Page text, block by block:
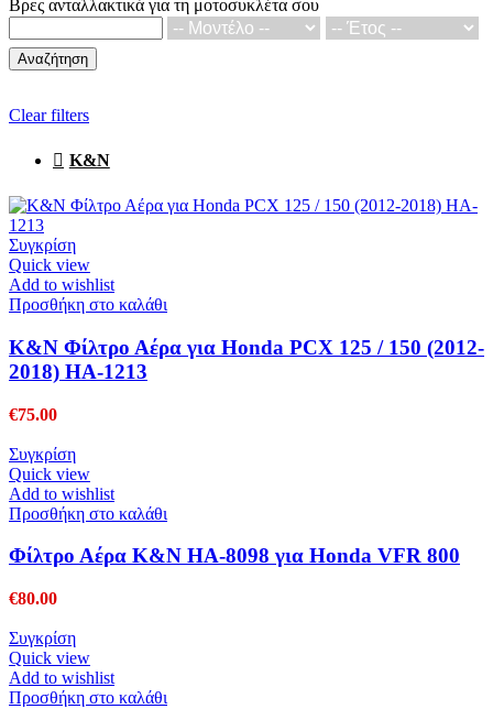
Βρες ανταλλακτικά για τη μοτοσυκλέτα σου
Αναζήτηση
Clear filters
K&N
Συγκρίση
Quick view
Add to wishlist
Προσθήκη στο καλάθι
K&N Φίλτρο Αέρα για Honda PCX 125 / 150 (2012-
2018) HA-1213
€75.00
Συγκρίση
Quick view
Add to wishlist
Προσθήκη στο καλάθι
Φίλτρο Αέρα K&N HA-8098 για Honda VFR 800
€80.00
Συγκρίση
Quick view
Add to wishlist
Προσθήκη στο καλάθι